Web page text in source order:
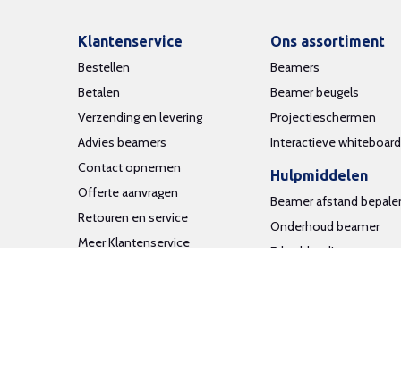
Klantenservice
Bestellen
Betalen
Verzending en levering
Advies beamers
Contact opnemen
Offerte aanvragen
Retouren en service
Meer Klantenservice
Ons assortiment
Beamers
Beamer beugels
Projectieschermen
Interactieve
Hulpmiddelen
Beamer afstand
Onderhoud beamer
Edge blending